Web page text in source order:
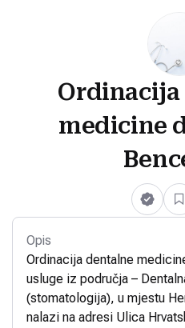
medicine
Opis
Ordinacija dentalne
usluge iz područja –
(stomatologija), u mjestu
nalazi na adresi Ulica